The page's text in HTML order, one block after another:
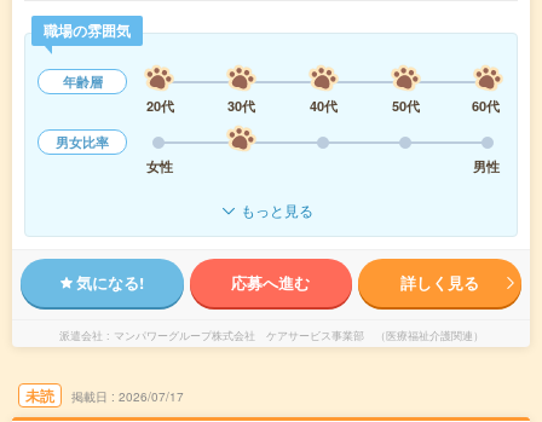
職場の雰囲気
年齢層
20代
30代 40代 50代
60代
男女比率
女性
男性
もっと見る
気になる! 応募へ進む 詳しく見る
派遣会社 マンパワーグループ株式会社 ケアサービス事業部 （医療福祉介護関連）
未読 掲載日 2026/07/17